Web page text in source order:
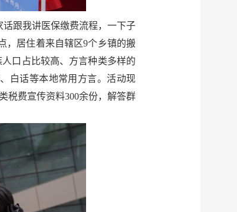
跟我讲医保缴费流程，一下子
，居住着来自辖区9个乡镇的搬
口占比较高、方言种类多样的
白话等本地常用方言。活动现
税费宣传资料300余份，解答群